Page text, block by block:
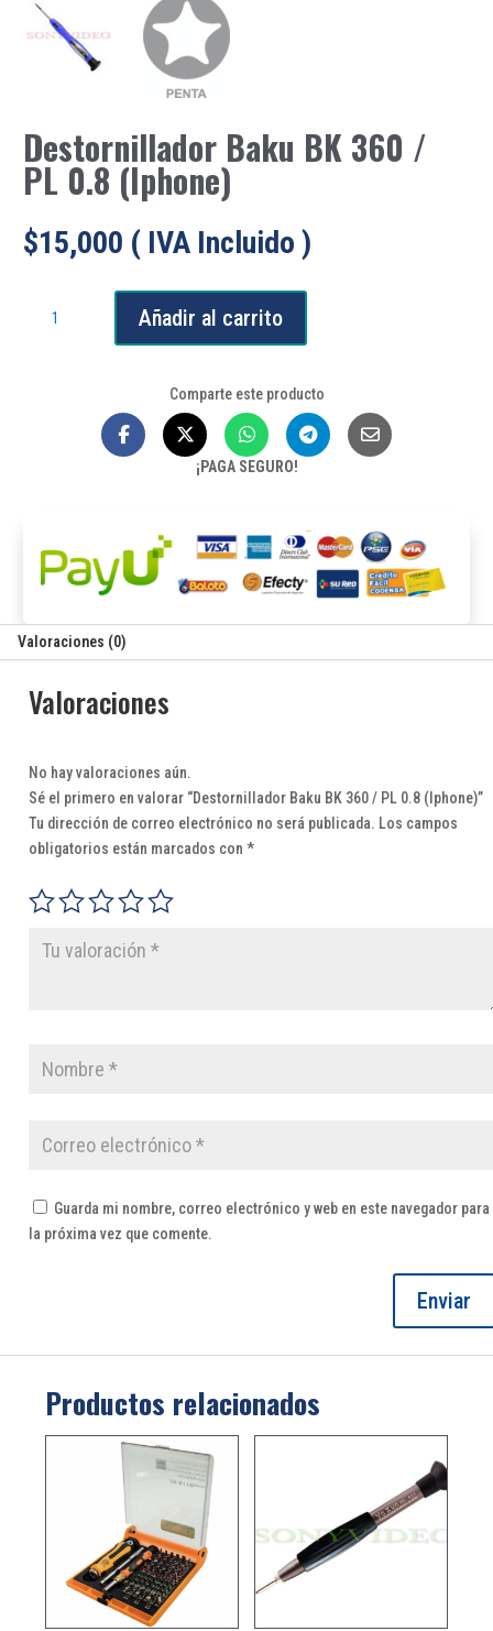
Destornillador Baku BK 360 /
PL 0.8 (Iphone)
$15,000 ( IVA Incluido )
Añadir al carrito
Comparte este producto
¡PAGA SEGURO!
Valoraciones (0)
Valoraciones
No hay valoraciones aún.
Sé el primero en valorar “Destornillador Baku BK 360 / PL 0.8 (Iphone)”
Tu dirección de correo electrónico no será publicada. Los campos
obligatorios están marcados con *
Guarda mi nombre, correo electrónico y web en este navegador para
la próxima vez que comente.
Productos relacionados